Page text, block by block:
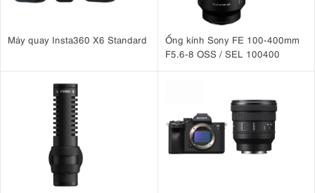
Máy quay Insta360 X6 Standard
Ống kính Sony FE 100-400mm
F5.6-8 OSS / SEL 100400